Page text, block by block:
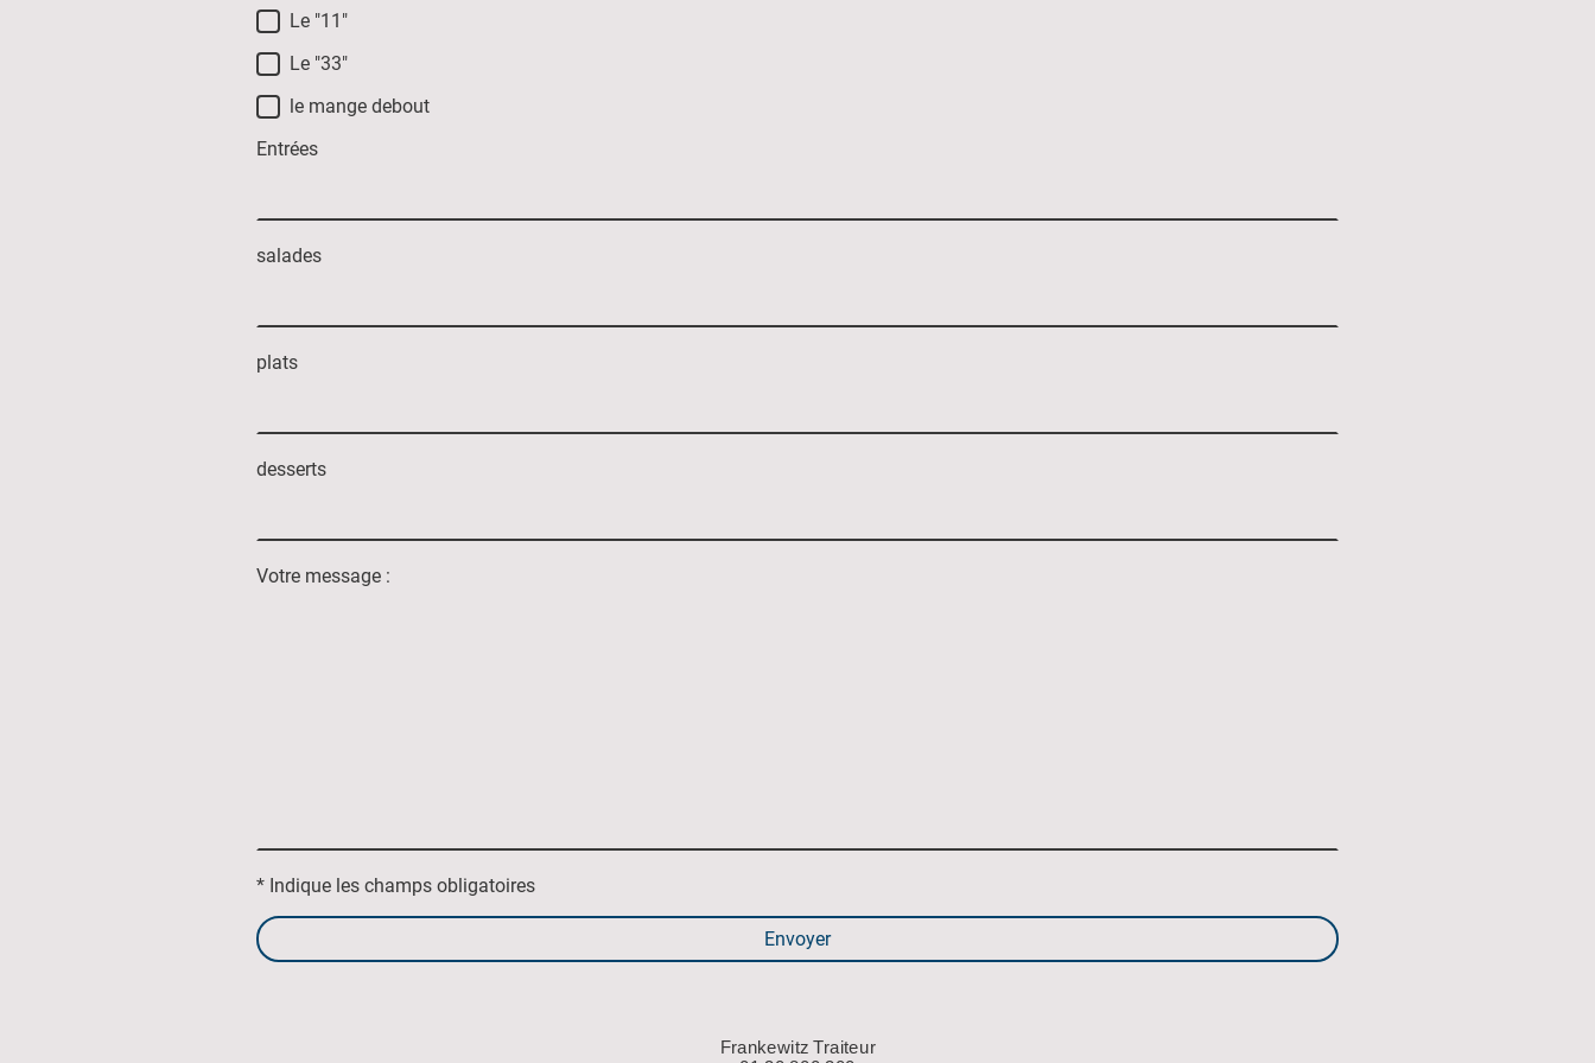
Le "11"
Le "33"
le mange debout
Entrées
salades
plats
desserts
Votre message :
* Indique les champs obligatoires
Envoyer
Frankewitz Traiteur